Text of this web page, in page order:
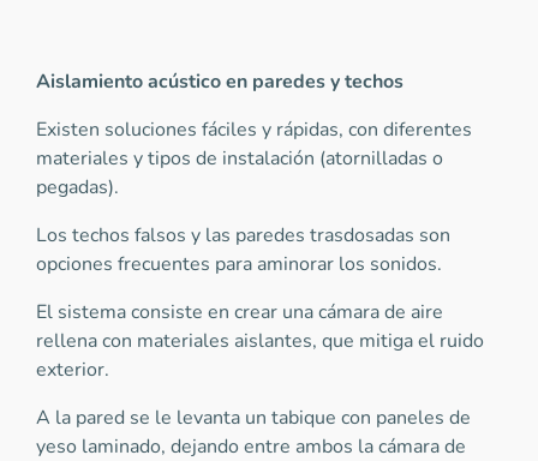
Aislamiento acústico en paredes y techos
Existen soluciones fáciles y rápidas, con diferentes
materiales y tipos de instalación (atornilladas o
pegadas).
Los techos falsos y las paredes trasdosadas son
opciones frecuentes para aminorar los sonidos.
El sistema consiste en crear una cámara de aire
rellena con materiales aislantes, que mitiga el ruido
exterior.
A la pared se le levanta un tabique con paneles de
yeso laminado, dejando entre ambos la cámara de